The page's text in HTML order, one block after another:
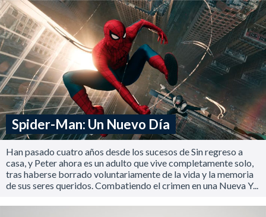
Spider-Man: Un Nuevo Día
Han pasado cuatro años desde los sucesos de Sin regreso a
casa, y Peter ahora es un adulto que vive completamente solo,
tras haberse borrado voluntariamente de la vida y la memoria
de sus seres queridos. Combatiendo el crimen en una Nueva Y...